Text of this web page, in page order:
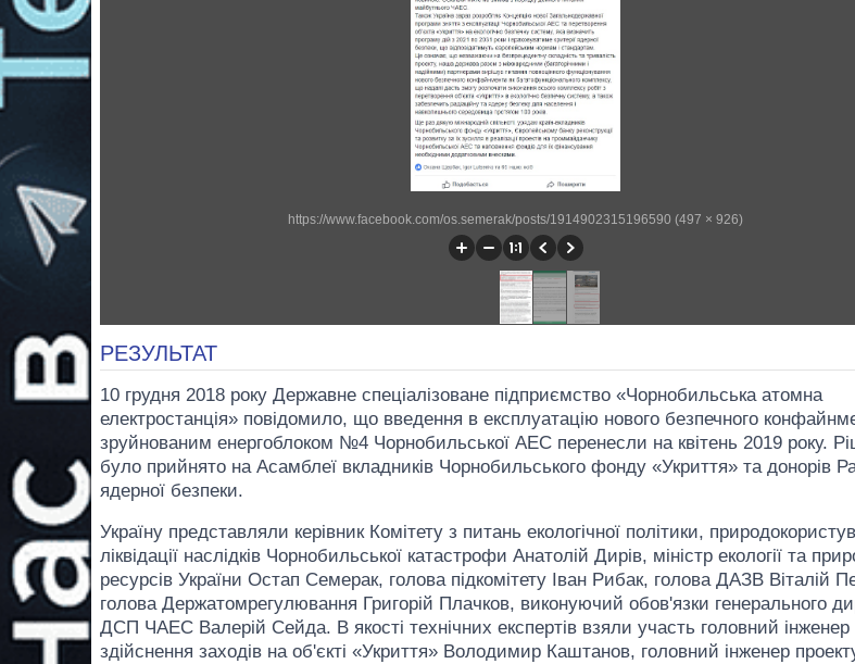
https://www.facebook.com/os.semerak/posts/1914902315196590 (497 × 926)
РЕЗУЛЬТАТ
10 грудня 2018 року Державне спеціалізоване підприємство «Чорнобильська атомна
електростанція» повідомило, що введення в експлуатацію нового безпечного
зруйнованим енергоблоком №4 Чорнобильської АЕС перенесли на квітень 2019 року.
було прийнято на Асамблеї вкладників Чорнобильського фонду «Укриття» та донорів
ядерної безпеки.
Україну представляли керівник Комітету з питань екологічної політики,
ліквідації наслідків Чорнобильської катастрофи Анатолій Дирів, міністр екології та
ресурсів України Остап Семерак, голова підкомітету Іван Рибак, голова ДАЗВ Віталій
голова Держатомрегулювання Григорій Плачков, виконуючий обов'язки генерального
ДСП ЧАЕС Валерій Сейда. В якості технічних експертів взяли участь головний інженер
здійснення заходів на об'єкті «Укриття» Володимир Каштанов, головний інженер